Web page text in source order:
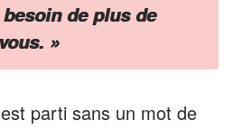
de plus de
»
parti sans un mot de